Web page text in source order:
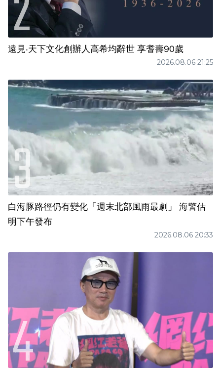
遠見‧天下文化創辦人高希均辭世 享耆壽90歲
2026.08.06 21:25
白海豚路徑仍有變化「週末北部風雨最劇」 海警估
明下午發布
2026.08.06 20:33